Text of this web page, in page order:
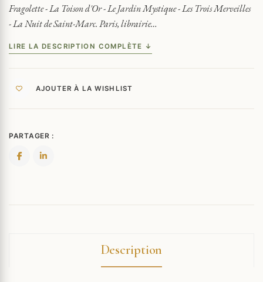
LA
CHÈVRE...
Fragolette - La Toison d'Or - Le Jardin Mystique - Les Trois Merveilles
- La Nuit de Saint-Marc. Paris, librairie…
LIRE LA DESCRIPTION COMPLÈTE ↓
AJOUTER À LA WISHLIST
PARTAGER :
Description